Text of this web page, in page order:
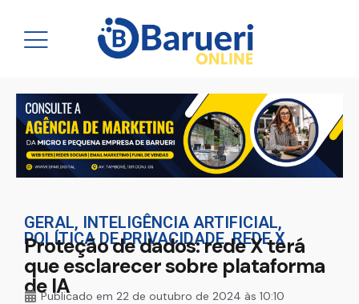
GERAL, INTELIGÊNCIA ARTIFICIAL,
POLÍTICA DE PRIVACIDADE,REDE X
Proteção de dados: rede X terá
que esclarecer sobre plataforma
de IA
Publicado em 22 de outubro de 2024 às 10:10